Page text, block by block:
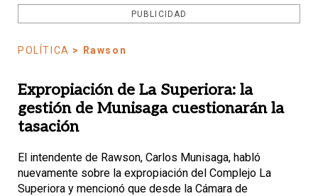
PUBLICIDAD
POLÍTICA > Rawson
Expropiación de La Superiora: la
gestión de Munisaga cuestionarán la
tasación
El intendente de Rawson, Carlos Munisaga, habló
nuevamente sobre la expropiación del Complejo La
Superiora y mencionó que desde la Cámara de